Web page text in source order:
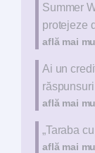
Summer
protejeze
află mai
Ai un
află mai
„Taraba
află mai